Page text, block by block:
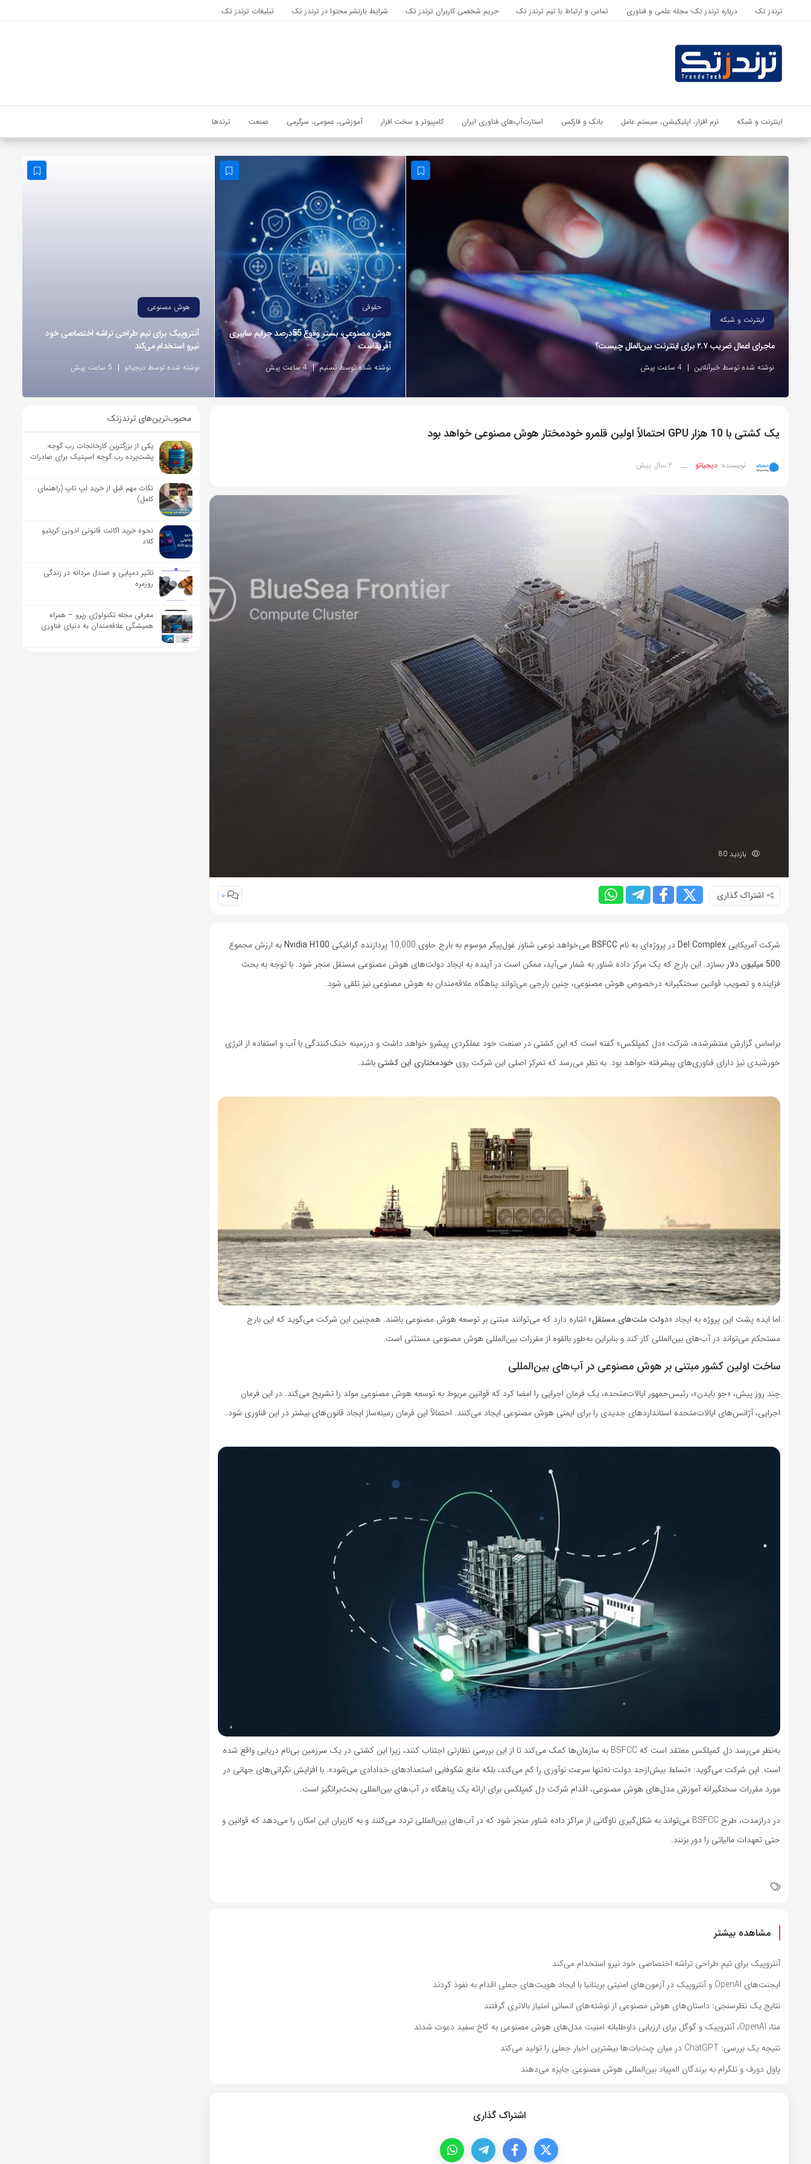
اشتراک گذاری
با استفاده از روش‌های زیر می‌توانید این صفحه را با دوستان خود به
اشتراک بگذارید.
ترندز تک درباره ترندز تک؛ مجله علمی و فناوری تماس و ارتباط با تیم ترندز تک حریم شخصی کاربران ترندز تک شرایط بازنشر محتوا در ترندز تک تبلیغات ترندز تک
اینترنت و شبکه نرم افزار، اپلیکیشن، سیستم عامل بانک و فارکس استارت‌آپ‌های فناوری ایران کامپیوتر و سخت افزار آموزشی، عمومی، سرگرمی صنعت ترندها
اینترنت و شبکه
ماجرای اعمال ضریب ۲.۷ برای اینترنت بین‌الملل چیست؟
نوشته شده توسط خبرآنلاین 4 ساعت پیش
حقوقی
هوش مصنوعی، بستر وقوع 55درصد جرایم سایبری
آفریقاست
نوشته شده توسط تسنیم 4 ساعت پیش
هوش مصنوعی
آنتروپیک برای تیم طراحی تراشه اختصاصی خود
نیرو استخدام می‌کند
نوشته شده توسط دیجیاتو 5 ساعت پیش
یک کشتی با 10 هزار GPU احتمالاً اولین قلمرو خودمختار هوش مصنوعی خواهد بود
نویسنده: دیجیاتو __ 2 سال پیش
بازدید 80
اشتراک گذاری 0
شرکت آمریکایی Del Complex در پروژه‌ای به نام BSFCCمی‌خواهد نوعی شناور غول‌پیکر موسوم به بارج حاوی 10,000 پردازنده گرافیکی
به ارزش مجموع
500 میلیون دلار
بسازد. این بارج که یک مرکز داده شناور به شمار می‌آید، ممکن است در آینده به ایجاد دولت‌های هوش مصنوعی مستقل منجر شود. با توجه به بحث
فزاینده و تصویب قوانین سختگیرانه درخصوص هوش مصنوعی، چنین بارجی می‌تواند پناهگاه علاقه‌مندان به هوش مصنوعی نیز تلقی شود.
براساس گزارش منتشر‌شده، شرکت «دل کمپلکس» گفته است که این کشتی در صنعت خود عملکردی پیشرو خواهد داشت و درزمینه خنک‌کنندگی با آب و استفاده از انرژی
خورشیدی نیز دارای فناوری‌های پیشرفته خواهد بود. به نظر می‌رسد که تمرکز اصلی این شرکت روی خودمختاری این کشتیباشد.
اما ایده پشت این پروژه به ایجاد «دولت ملت‌های مستقل» اشاره دارد که می‌توانند مبتنی بر توسعه هوش مصنوعی باشند. همچنین این شرکت می‌گوید که این بارج
مستحکم می‌تواند در آب‌های بین‌المللی کار کند و بنابراین به‌طور بالقوه از مقررات بین‌المللی هوش مصنوعی مستثنی است.
ساخت اولین کشور مبتنی بر هوش مصنوعی در آب‌های بین‌المللی
چند روز پیش، «جو بایدن»، رئیس‌جمهور ایالات‌متحده، یک فرمان اجرایی را امضا کرد که قوانین مربوط به توسعه هوش مصنوعی مولد را تشریح می‌کند. در این فرمان
اجرایی، آژانس‌های ایالات‌متحده استانداردهای جدیدی را برای ایمنی هوش مصنوعی ایجاد می‌کنند. احتمالاً این فرمان زمینه‌ساز ایجاد قانون‌های بیشتر در این فناوری شود.
به‌نظر می‌رسد دل کمپلکس معتقد است که BSFCC به سازمان‌ها کمک می‌کند تا از این بررسی نظارتی اجتناب کنند، زیرا این کشتی در یک سرزمین بی‌نام دریایی واقع شده
است. این شرکت می‌گوید: «تسلط بیش‌ازحد دولت نه‌تنها سرعت نوآوری را کم می‌کند، بلکه مانع شکوفایی استعدادهای خدادادی می‌شود». با افزایش نگرانی‌های جهانی در
مورد مقررات سختگیرانه آموزش مدل‌های هوش مصنوعی، اقدام شرکت دل کمپلکس برای ارائه یک پناهگاه در آب‌های بین‌المللی بحث‌برانگیز است.
در درازمدت، طرح BSFCC می‌تواند به شکل‌گیری ناوگانی از مراکز داده شناور منجر شود که در آب‌های بین‌المللی تردد می‌کنند و به کاربران این امکان را می‌دهد که قوانین و
حتی تعهدات مالیاتی را دور بزنند.
مشاهده بیشتر
آنتروپیک برای تیم طراحی تراشه اختصاصی خود نیرو استخدام می‌کند
ایجنت‌های OpenAI و آنتروپیک در آزمون‌های امنیتی بریتانیا با ایجاد هویت‌های جعلی اقدام به نفوذ کردند
نتایج یک نظرسنجی: داستان‌های هوش مصنوعی از نوشته‌های انسانی امتیاز بالاتری گرفتند
متا، OpenAI، آنتروپیک و گوگل برای ارزیابی داوطلبانه امنیت مدل‌های هوش مصنوعی به کاخ سفید دعوت شدند
نتیجه یک بررسی: ChatGPT در میان چت‌بات‌ها بیشترین اخبار جعلی را تولید می‌کند
پاول دورف و تلگرام به برندگان المپیاد بین‌المللی هوش مصنوعی جایزه می‌دهند
اشتراک گذاری
محبوب‌ترین‌های ترندزتک
یکی از بزرگترین کارخانجات رب گوجه:
پشت‌پرده رب گوجه اسپتیک برای صادرات
نکات مهم قبل از خرید لپ تاپ (راهنمای
کامل)
نحوه خرید اکانت قانونی ادوبی کریتیو
کلاد
تاثیر دمپایی و صندل مردانه در زندگی
روزمره
معرفی مجله تکنولوژی رپرو – همراه
همیشگی علاقه‌مندان به دنیای فناوری